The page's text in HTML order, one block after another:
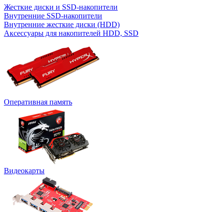
Жесткие диски и SSD-накопители
Внутренние SSD-накопители
Внутренние жесткие диски (HDD)
Аксессуары для накопителей HDD, SSD
Оперативная память
Видеокарты